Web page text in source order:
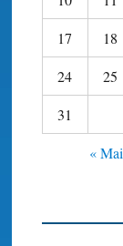
17
18
24
25
31
« Mai